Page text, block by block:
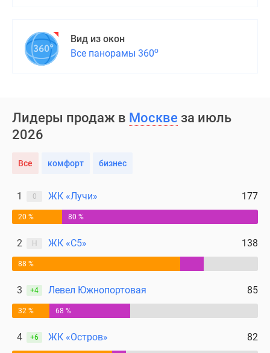
водоема
Коттеджные
Бизнес-
центры
Скидки
Макс
Вид из окон
Все панорамы 360о
Лидеры продаж в Москве за июль
2026
Все комфорт бизнес
1 0 ЖК «Лучи» 177
20 % 80 %
2 Н ЖК «С5» 138
88 %
3 +4 Левел Южнопортовая 85
32 % 68 %
4 +6 ЖК «Остров» 82